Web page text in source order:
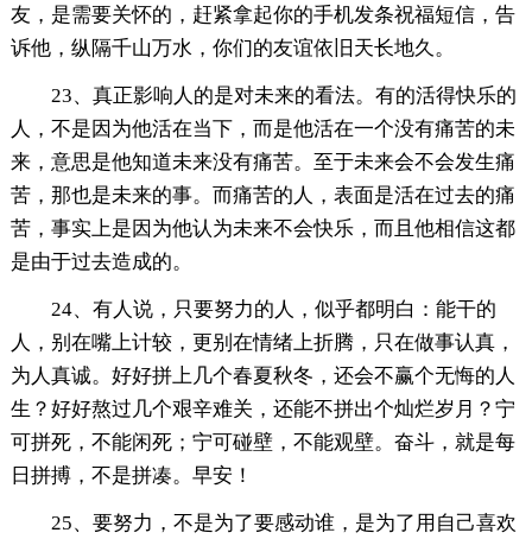
友，是需要关怀的，赶紧拿起你的手机发条祝福短信，告
诉他，纵隔千山万水，你们的友谊依旧天长地久。
23、真正影响人的是对未来的看法。有的活得快乐的
人，不是因为他活在当下，而是他活在一个没有痛苦的未
来，意思是他知道未来没有痛苦。至于未来会不会发生痛
苦，那也是未来的事。而痛苦的人，表面是活在过去的痛
苦，事实上是因为他认为未来不会快乐，而且他相信这都
是由于过去造成的。
24、有人说，只要努力的人，似乎都明白：能干的
人，别在嘴上计较，更别在情绪上折腾，只在做事认真，
为人真诚。好好拼上几个春夏秋冬，还会不赢个无悔的人
生？好好熬过几个艰辛难关，还能不拼出个灿烂岁月？宁
可拼死，不能闲死；宁可碰壁，不能观壁。奋斗，就是每
日拼搏，不是拼凑。早安！
25、要努力，不是为了要感动谁，是为了用自己喜欢